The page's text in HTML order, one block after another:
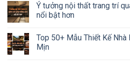
Ý tưởng nội thất trang trí
nổi bật hơn
Top 50+ Mẫu Thiết Kế
Mịn